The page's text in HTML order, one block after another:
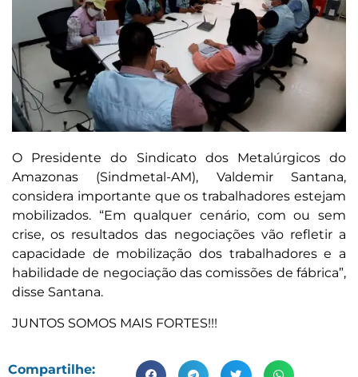
O Presidente do Sindicato dos Metalúrgicos do
Amazonas (Sindmetal-AM), Valdemir Santana,
considera importante que os trabalhadores estejam
mobilizados. “Em qualquer cenário, com ou sem
crise, os resultados das negociações vão refletir a
capacidade de mobilização dos trabalhadores e a
habilidade de negociação das comissões de fábrica”,
disse Santana.
JUNTOS SOMOS MAIS FORTES!!!
Compartilhe: